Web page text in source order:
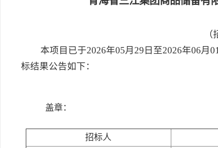
本项目已于2026年05月29日至2026年06月
标结果公告如下：
盖章：
招标人